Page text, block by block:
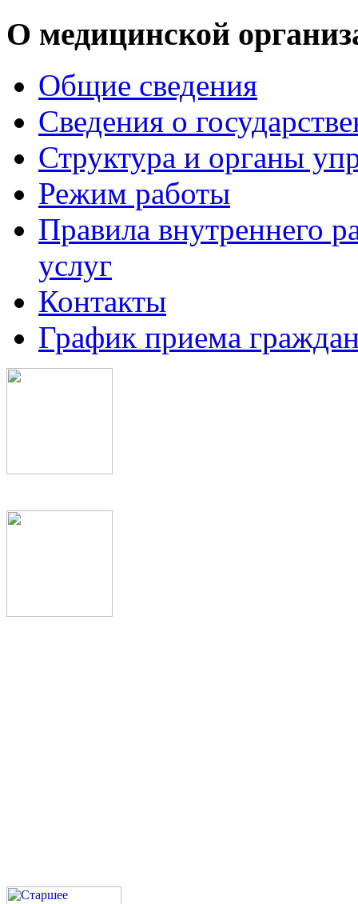
О медицинской
Общие сведения
Сведения о
Структура и органы
Режим работы
Правила внутреннего
услуг
Контакты
График приема